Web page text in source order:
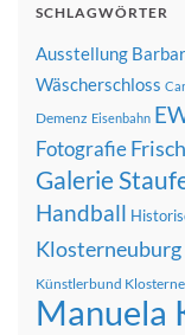
SCHLAGWÖRTER
Ausstellung
Wäscherschloss
Demenz Eisenbahn
Fotografie
Galerie
Handball
Klosterneuburg
Künstlerbund
Manuela